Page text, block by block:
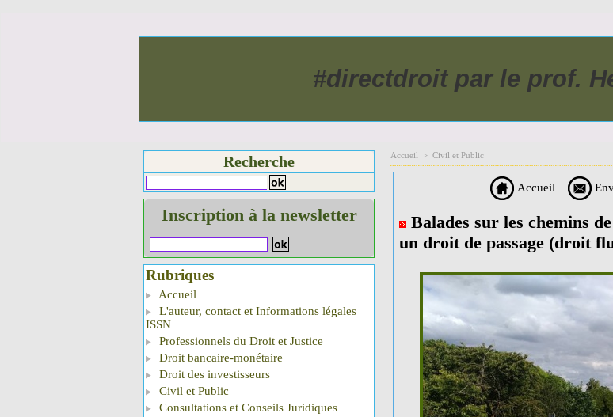
#directdroit par le prof.
Recherche
Inscription à la newsletter
Rubriques
Accueil
L'auteur, contact et Informations légales
ISSN
Professionnels du Droit et Justice
Droit bancaire-monétaire
Droit des investisseurs
Civil et Public
Consultations et Conseils Juridiques
Accueil > Civil et Public
Accueil
Balades sur les chemins
un droit de passage (droit